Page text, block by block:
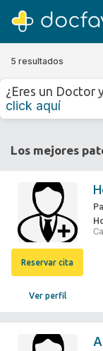
5 resultados
¿Eres un Doctor
click aquí
Los mejores
Ver perfil
Reservar cita
+ −
⇧
»
©OpenStreetMap